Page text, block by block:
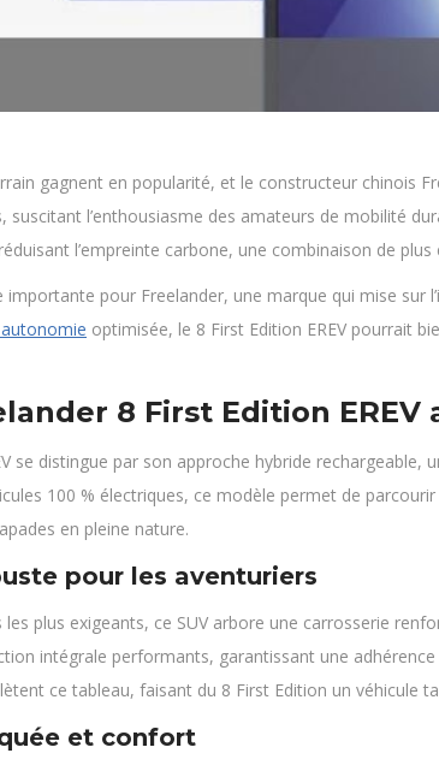
gagnent en popularité, et le constructeur chinois
suscitant l’enthousiasme des amateurs de mobilité
l’empreinte carbone, une combinaison de
pour Freelander, une marque qui mise
optimisée, le 8 First Edition EREV pourrait
8 First Edition
se distingue par son approche hybride
100 % électriques, ce modèle permet de
en pleine nature.
pour les aventuriers
plus exigeants, ce SUV arbore une carrosserie
intégrale performants, garantissant une
ce tableau, faisant du 8 First Edition un véhicule
et confort